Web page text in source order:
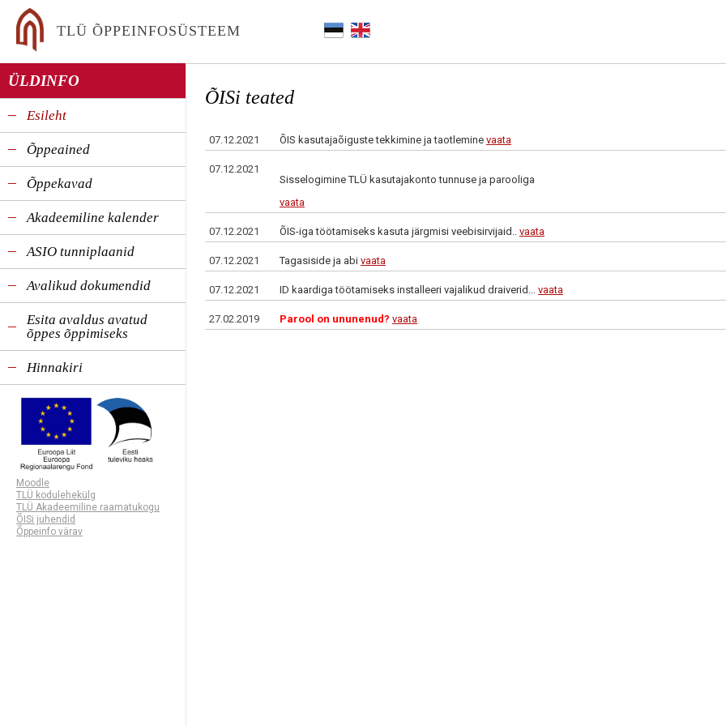
TLÜ ÕPPEINFOSÜSTEEM
ÜLDINFO
Esileht
Õppeained
Õppekavad
Akadeemiline kalender
ASIO tunniplaanid
Avalikud dokumendid
Esita avaldus avatud
õppes õppimiseks
Hinnakiri
Moodle
TLÜ kodulehekülg
TLÜ Akadeemiline raamatukogu
ÕISi juhendid
Õppeinfo värav
ÕISi teated
07.12.2021 ÕIS kasutajaõiguste tekkimine ja taotlemine vaata
07.12.2021
Sisselogimine TLÜ kasutajakonto tunnuse ja parooliga
vaata
07.12.2021 ÕIS-iga töötamiseks kasuta järgmisi veebisirvijaid.. vaata
07.12.2021 Tagasiside ja abi vaata
07.12.2021 ID kaardiga töötamiseks installeeri vajalikud draiverid... vaata
27.02.2019 Parool on ununenud? vaata